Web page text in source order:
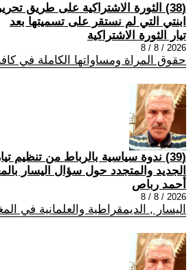
(38) الثورة الاشتراكية على طريق
ابنتي التي لم نستقر على تسميتها بعد
تيار الثورة الاشتراكية
2026 / 8 / 8
حقوق المراة ومساواتها الكاملة في
(39) ندوة سياسية بالرباط من تنظيم
الجديد والمتجدد حول سؤال اليسار
أحمد رباص
2026 / 8 / 8
اليسار , الديمقراطية والعلمانية في